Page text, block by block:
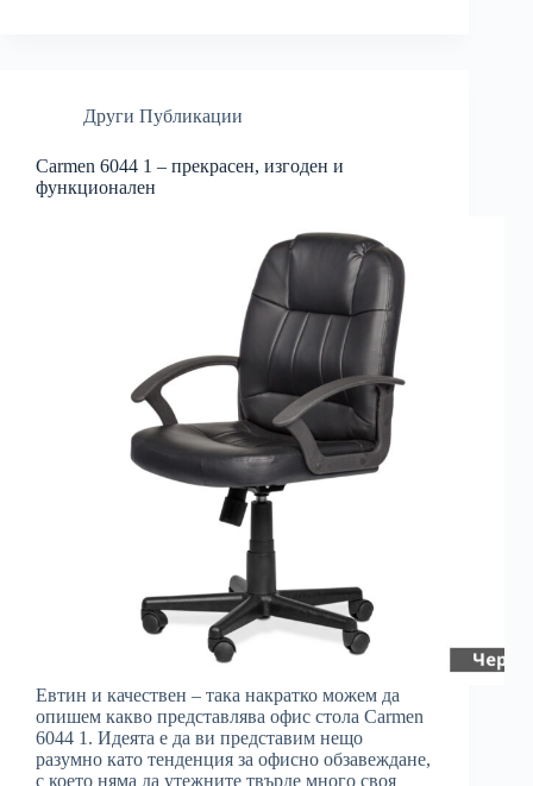
Други Публикации
Carmen 6044 1 – прекрасен, изгоден и
функционален
Евтин и качествен – така накратко можем да
опишем какво представлява офис стола Carmen
6044 1. Идеята е да ви представим нещо
разумно като тенденция за офисно обзавеждане,
с което няма да утежните твърде много своя